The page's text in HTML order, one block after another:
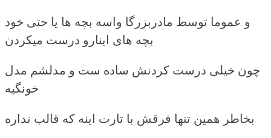
و عموما توسط مادربزرگا واسه بچه ها یا حتی خود
بچه های اینارو درست میکردن
چون خیلی درست کردنش ساده ست و مدلشم مدل
خونگیه
بخاطر همین تنها فرقش با تارت اینه که قالب نداره